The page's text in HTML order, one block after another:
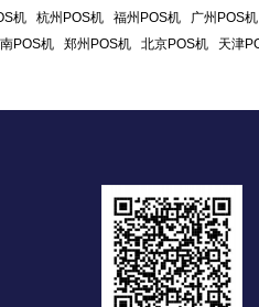
机 杭州POS机 福州POS机 广州POS机
POS机 郑州POS机 北京POS机 天津